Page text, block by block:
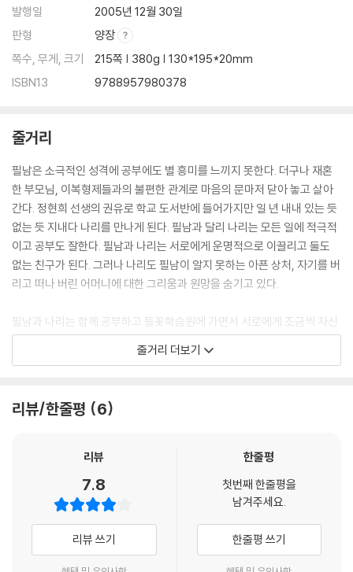
발행일
2005년 12월 30일
판형
양장
쪽수, 무게, 크기
215쪽 | 380g | 130*195*20mm
ISBN13
9788957980378
줄거리
필남은 소극적인 성격에 공부에도 별 흥미를 느끼지 못한다. 더구나 재혼
한 부모님, 이복형제들과의 불편한 관계로 마음의 문마저 닫아 놓고 살아
간다. 정현희 선생의 권유로 학교 도서반에 들어가지만 일 년 내내 있는 듯
없는 듯 지내다 나리를 만나게 된다. 필남과 달리 나리는 모든 일에 적극적
이고 공부도 잘한다. 필남과 나리는 서로에게 운명적으로 이끌리고 둘도
없는 친구가 된다. 그러나 나리도 필남이 알지 못하는 아픈 상처, 자기를 버
리고 떠나 버린 어머니에 대한 그리움과 원망을 숨기고 있다.
필남과 나리는 함께 공부하고 들꽃학습원에 가면서 서로에게 조금씩 자신
의 상처를 드러낸다. 그러다 나리가 남자 친구 재혁을 사귄다는 말에 필남
은 나리가 자기를 버린 듯한 충격을 받는다. 학교에는 나리와 재혁에 대한
한편 필남은 『데미안』의 싱클레어를 통해서 내면의 상처를 들여다보고, 영
어했는지 스스로에게 질문을 던진다. 또한 『외딴방』 발표 후 글을 쓰고 싶
태풍으로 나리와 함께 심었던 코스모스가 망가진 것에 실망해 나리를 찾아
간 필남은 당당하게 생활하는 나리도 속으로는 아픈 상처에 휘청거리고 있
다는 것을 알게 된다. 도서반원들은 일 년 동안의 모임을 정리하기 위해 들
꽃학습원을 찾아간다. 각자 준비한 재료로 만든 비빔밥을 먹으면서 서로에
줄거리 더보기
리뷰/한줄평 6
리뷰
7.8
리뷰 쓰기
한줄평
첫번째 한줄평을
남겨주세요.
한줄평 쓰기